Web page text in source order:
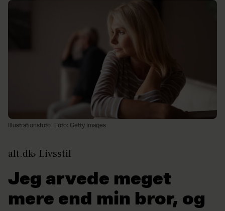
Illustrationsfoto Foto: Getty Images
alt.dk Livsstil
Jeg arvede meget
mere end min bror, og